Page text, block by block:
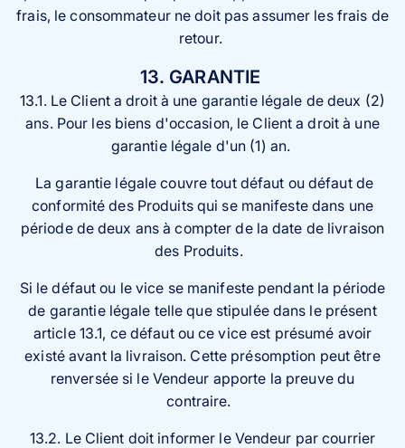
frais, le consommateur ne doit pas assumer les frais de
retour.
13. GARANTIE
13.1. Le Client a droit à une garantie légale de deux (2)
ans. Pour les biens d'occasion, le Client a droit à une
garantie légale d'un (1) an.
La garantie légale couvre tout défaut ou défaut de
conformité des Produits qui se manifeste dans une
période de deux ans à compter de la date de livraison
des Produits.
Si le défaut ou le vice se manifeste pendant la période
de garantie légale telle que stipulée dans le présent
article 13.1, ce défaut ou ce vice est présumé avoir
existé avant la livraison. Cette présomption peut être
renversée si le Vendeur apporte la preuve du
contraire.
13.2. Le Client doit informer le Vendeur par courrier